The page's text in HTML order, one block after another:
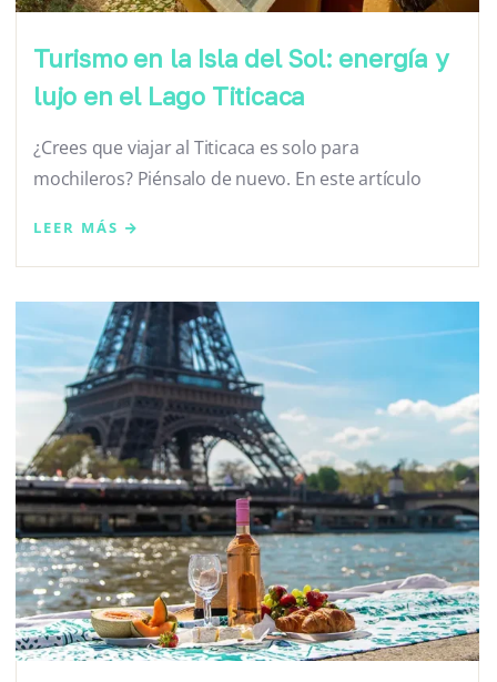
Turismo en la Isla del Sol: energía y
lujo en el Lago Titicaca
¿Crees que viajar al Titicaca es solo para
mochileros? Piénsalo de nuevo. En este artículo
LEER MÁS